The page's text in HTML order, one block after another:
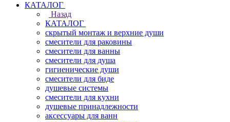
КАТАЛОГ
Назад
КАТАЛОГ
скрытый монтаж и верхние души
смесители для раковины
смесители для ванны
смесители для душа
гигиенические души
смесители для биде
душевые системы
смесители для кухни
душевые принадлежности
аксессуары для ванн